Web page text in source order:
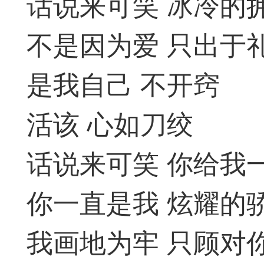
录和QQ登录的用户
码，因为手机号码可
密码时重置密码，非
35
必须看懂并学会
懒，你也必须看懂本文
体验秒步速杀（秒走棋
不是因为爱 只出于
是我自己 不开窍
活该 心如刀绞
话说来可笑 你给我
你一直是我 炫耀的
我画地为牢 只顾对